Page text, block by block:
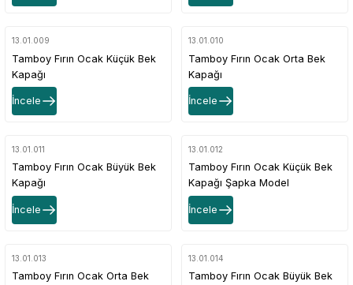
13.01.009
Tamboy Fırın Ocak Küçük Bek
Kapağı
İncele
13.01.010
Tamboy Fırın Ocak Orta Bek
Kapağı
İncele
13.01.011
Tamboy Fırın Ocak Büyük Bek
Kapağı
İncele
13.01.012
Tamboy Fırın Ocak Küçük Bek
Kapağı Şapka Model
İncele
13.01.013
Tamboy Fırın Ocak Orta Bek
13.01.014
Tamboy Fırın Ocak Büyük Bek